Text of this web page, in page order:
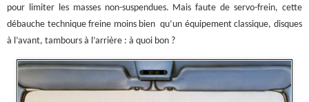
pour limiter les masses non-suspendues. Mais faute de servo-frein, cette
débauche technique freine moins bien qu’un équipement classique, disques
à l’avant, tambours à l’arrière : à quoi bon ?